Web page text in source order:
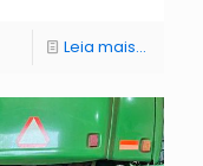
Leia mais...